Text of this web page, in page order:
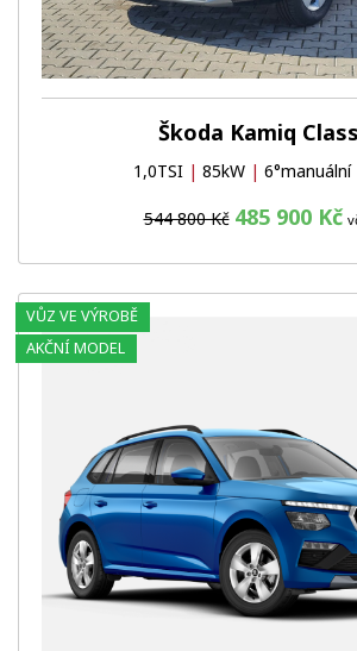
Škoda Kamiq
1,0TSI | 85kW | 6°manuální
544 800 Kč 485 900 Kč
VŮZ VE VÝROBĚ
AKČNÍ MODEL